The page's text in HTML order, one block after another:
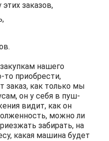
заказов,
нашего
то приобрести,
заказ, как только мы
он у себя в пуш-
видит, как он
можно ли
забирать, на
какая машина будет